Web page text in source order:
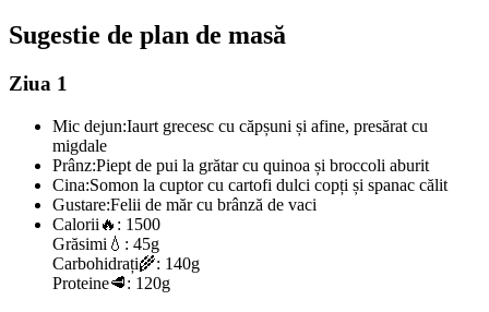
Sugestie de plan de masă
Ziua 1
Mic dejun:Iaurt grecesc cu căpșuni și afine, presărat cu
migdale
Prânz:Piept de pui la grătar cu quinoa și broccoli aburit
Cina:Somon la cuptor cu cartofi dulci copți și spanac călit
Gustare:Felii de măr cu brânză de vaci
Calorii 🔥: 1500
Grăsimi 💧: 45g
Carbohidrați🌾: 140g
Proteine🥩: 120g